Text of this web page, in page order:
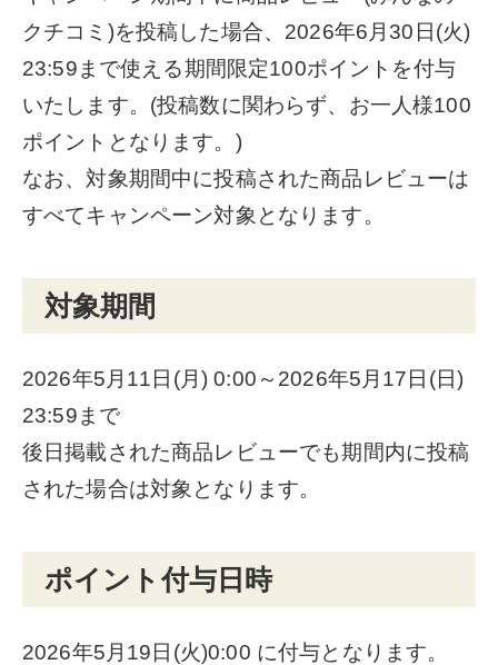
クチコミ)を投稿した場合、2026年6月30日(火)
23:59まで使える期間限定100ポイントを付与
いたします。(投稿数に関わらず、お一人様100
ポイントとなります。)
なお、対象期間中に投稿された商品レビューは
すべてキャンペーン対象となります。
対象期間
2026年5月11日(月) 0:00～2026年5月17日(日)
23:59まで
後日掲載された商品レビューでも期間内に投稿
された場合は対象となります。
ポイント付与日時
2026年5月19日(火)0:00 に付与となります。